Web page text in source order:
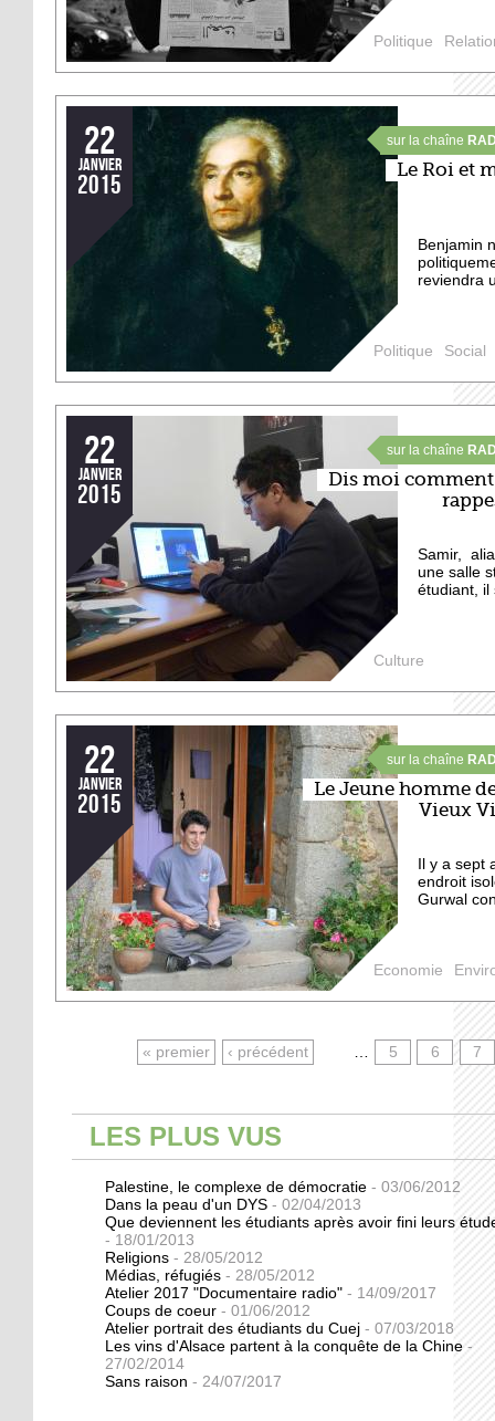
Politique
22
janvier
2015
sur la chaîne
Le Roi et
Benjamin
reviendra
Politique Social
22
janvier
2015
sur la chaîne
Dis moi
Samir,
une salle
étudiant, il
Culture
22
janvier
2015
sur la chaîne
Le Jeune homme
Vieux
Il y a
endroit
Gurwal
Economie
PAGES« premier ‹ précédent … 5 6 7
LES PLUS VUS
Palestine, le complexe de démocratie - 03/06/2012
Dans la peau d'un DYS - 02/04/2013
Que deviennent les étudiants après avoir fini leurs
- 18/01/2013
Religions - 28/05/2012
Médias, réfugiés - 28/05/2012
Atelier 2017 "Documentaire radio" - 14/09/2017
Coups de coeur - 01/06/2012
Atelier portrait des étudiants du Cuej - 07/03/2018
Les vins d'Alsace partent à la conquête de la Chine-
27/02/2014
Sans raison - 24/07/2017